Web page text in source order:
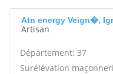
Atn energy Veign�,
Artisan
Département: 37
Surélévation